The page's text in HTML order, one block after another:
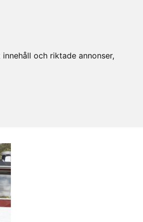
och riktade annonser,